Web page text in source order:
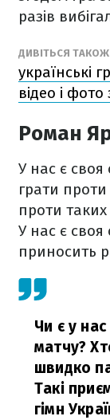
разів
ДИВІТЬСЯ
українські
відео і фото
Роман
У нас є своя
грати
проти
У нас є своя
приносить
Чи є у
матчу?
швидко
Такі
гімн